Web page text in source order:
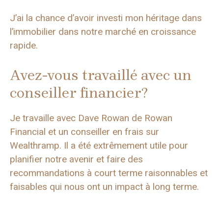
J’ai la chance d’avoir investi mon héritage dans
l’immobilier dans notre marché en croissance
rapide.
Avez-vous travaillé avec un
conseiller financier?
Je travaille avec Dave Rowan de Rowan
Financial et un conseiller en frais sur
Wealthramp. Il a été extrêmement utile pour
planifier notre avenir et faire des
recommandations à court terme raisonnables et
faisables qui nous ont un impact à long terme.